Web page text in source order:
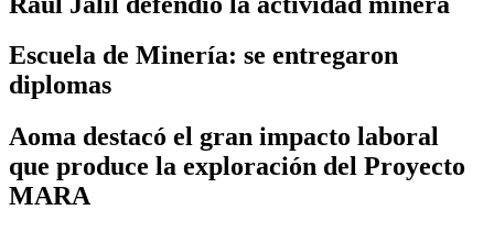
Escuela de Minería: se entregaron
diplomas
Aoma destacó el gran impacto laboral
que produce la exploración del Proyecto
MARA